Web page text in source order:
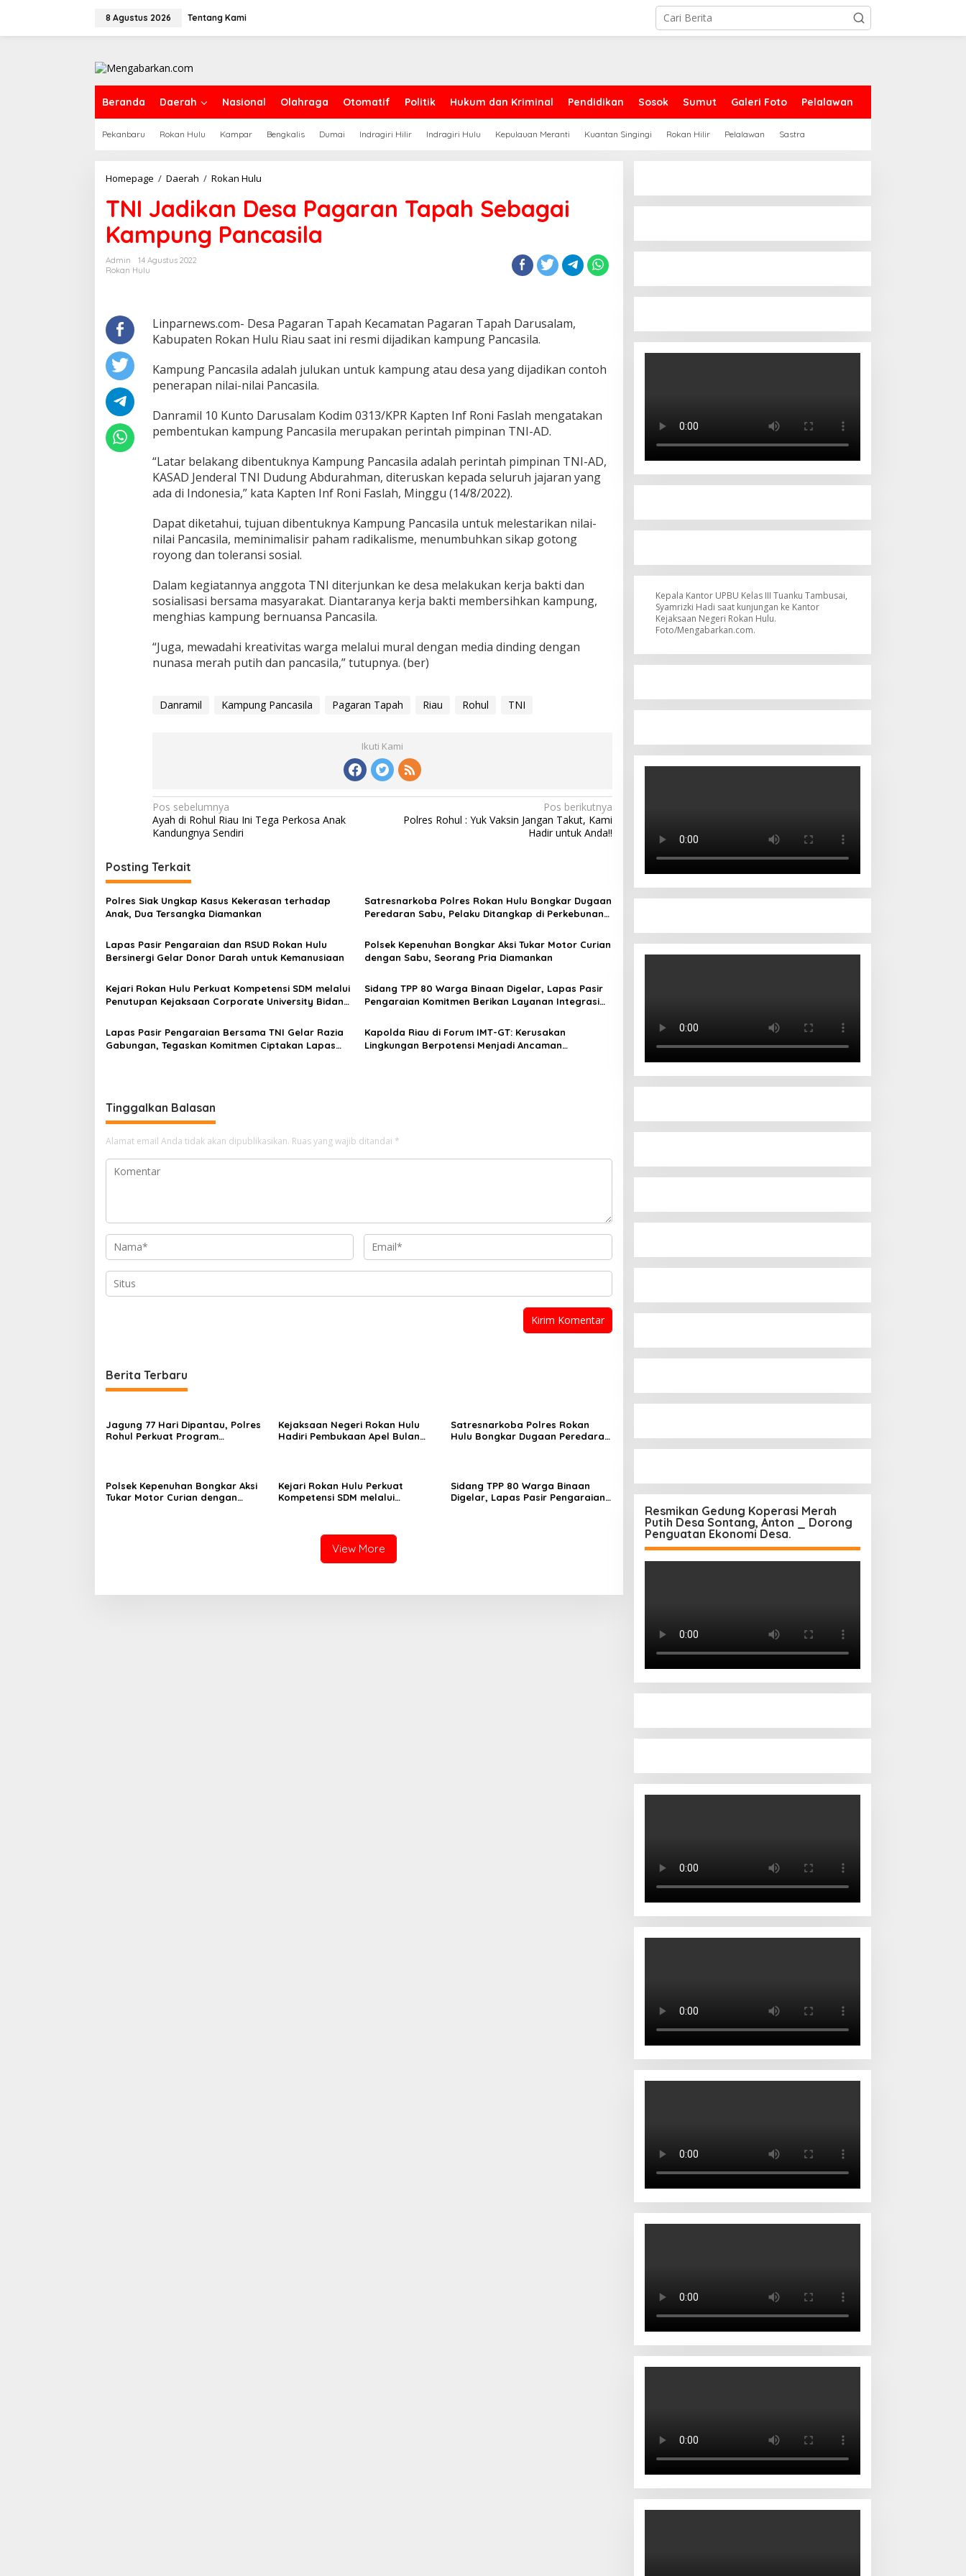
8 Agustus 2026 Tentang Kami
Beranda Daerah Nasional Olahraga Otomatif Politik Hukum dan Kriminal Pendidikan Sosok Sumut Galeri Foto Pelalawan
Pekanbaru Rokan Hulu Kampar Bengkalis Dumai Indragiri Hilir Indragiri Hulu Kepulauan Meranti Kuantan Singingi Rokan Hilir Pelalawan Sastra
Homepage / Daerah / Rokan Hulu
Desa
Pagaran
Tapah
Sebagai
TNI Jadikan Desa Pagaran Tapah Sebagai
Kampung Pancasila
Admin
14 Agustus 2022
Rokan Hulu
Linparnews.com- Desa Pagaran Tapah Kecamatan Pagaran Tapah Darusalam,
Kabupaten Rokan Hulu Riau saat ini resmi dijadikan kampung Pancasila.
Kampung Pancasila adalah julukan untuk kampung atau desa yang dijadikan contoh
penerapan nilai-nilai Pancasila.
Danramil 10 Kunto Darusalam Kodim 0313/KPR Kapten Inf Roni Faslah mengatakan
pembentukan kampung Pancasila merupakan perintah pimpinan TNI-AD.
“Latar belakang dibentuknya Kampung Pancasila adalah perintah pimpinan TNI-AD,
KASAD Jenderal TNI Dudung Abdurahman, diteruskan kepada seluruh jajaran yang
ada di Indonesia,” kata Kapten Inf Roni Faslah, Minggu (14/8/2022).
Dapat diketahui, tujuan dibentuknya Kampung Pancasila untuk melestarikan nilai-
nilai Pancasila, meminimalisir paham radikalisme, menumbuhkan sikap gotong
royong dan toleransi sosial.
Dalam kegiatannya anggota TNI diterjunkan ke desa melakukan kerja bakti dan
sosialisasi bersama masyarakat. Diantaranya kerja bakti membersihkan kampung,
menghias kampung bernuansa Pancasila.
“Juga, mewadahi kreativitas warga melalui mural dengan media dinding dengan
nunasa merah putih dan pancasila,” tutupnya. (ber)
Danramil Kampung Pancasila Pagaran Tapah Riau Rohul TNI
Ikuti Kami
Navigasi
pos
Pos sebelumnya
Ayah di Rohul Riau Ini Tega Perkosa Anak
Kandungnya Sendiri
Pos berikutnya
Polres Rohul : Yuk Vaksin Jangan Takut, Kami
Hadir untuk Anda!!
Posting Terkait
Polres Siak Ungkap Kasus Kekerasan terhadap
Anak, Dua Tersangka Diamankan
Satresnarkoba Polres Rokan Hulu Bongkar Dugaan
Peredaran Sabu, Pelaku Ditangkap di Perkebunan
Lapas Pasir Pengaraian dan RSUD Rokan Hulu
Bersinergi Gelar Donor Darah untuk Kemanusiaan
Polsek Kepenuhan Bongkar Aksi Tukar Motor Curian
dengan Sabu, Seorang Pria Diamankan
Kejari Rokan Hulu Perkuat Kompetensi SDM melalui
Penutupan Kejaksaan Corporate University Bidang
Sidang TPP 80 Warga Binaan Digelar, Lapas Pasir
Pengaraian Komitmen Berikan Layanan Integrasi
Lapas Pasir Pengaraian Bersama TNI Gelar Razia
Gabungan, Tegaskan Komitmen Ciptakan Lapas
Kapolda Riau di Forum IMT-GT: Kerusakan
Lingkungan Berpotensi Menjadi Ancaman
Tinggalkan Balasan
Alamat email Anda tidak akan dipublikasikan. Ruas yang wajib ditandai *
Berita Terbaru
Jagung 77 Hari Dipantau, Polres
Rohul Perkuat Program
Kejaksaan Negeri Rokan Hulu
Hadiri Pembukaan Apel Bulan
Satresnarkoba Polres Rokan
Hulu Bongkar Dugaan Peredaran
Polsek Kepenuhan Bongkar Aksi
Tukar Motor Curian dengan
Kejari Rokan Hulu Perkuat
Kompetensi SDM melalui
Sidang TPP 80 Warga Binaan
Digelar, Lapas Pasir Pengaraian
View More
Kepala Kantor UPBU Kelas III Tuanku Tambusai,
Syamrizki Hadi saat kunjungan ke Kantor
Kejaksaan Negeri Rokan Hulu.
Foto/Mengabarkan.com.
Resmikan Gedung Koperasi Merah
Putih Desa Sontang, Anton _ Dorong
Penguatan Ekonomi Desa.